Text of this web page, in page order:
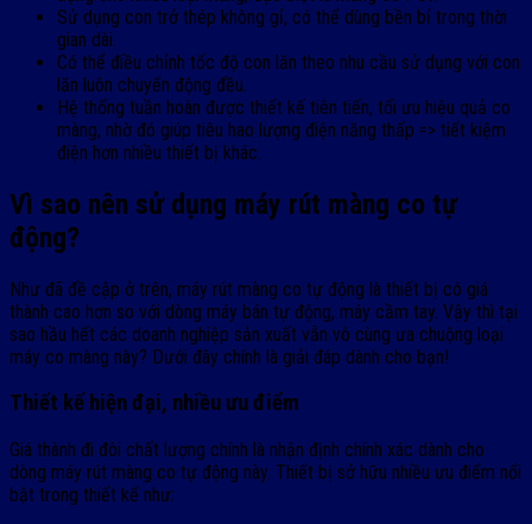
Sử dụng con trở thép không gỉ, có thể dùng bền bỉ trong thời
gian dài.
Có thể điều chỉnh tốc độ con lăn theo nhu cầu sử dụng với con
lăn luôn chuyển động đều.
Hệ thống tuần hoàn được thiết kế tiên tiến, tối ưu hiệu quả co
màng, nhờ đó giúp tiêu hao lượng điện năng thấp => tiết kiệm
điện hơn nhiều thiết bị khác.
Vì sao nên sử dụng máy rút màng co tự
động?
Như đã đề cập ở trên, máy rút màng co tự động là thiết bị có giá
thành cao hơn so với dòng máy bán tự động, máy cầm tay. Vậy thì tại
sao hầu hết các doanh nghiệp sản xuất vẫn vô cùng ưa chuộng loại
máy co màng này? Dưới đây chính là giải đáp dành cho bạn!
Thiết kế hiện đại, nhiều ưu điểm
Giá thành đi đôi chất lượng chính là nhận định chính xác dành cho
dòng máy rút màng co tự động này. Thiết bị sở hữu nhiều ưu điểm nổi
bật trong thiết kế như: